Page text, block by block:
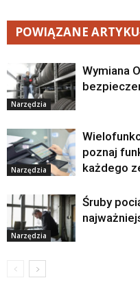
POWIĄZANE
Narzędzia
Wymiana
Narzędzia
poznaj
każdego
Narzędzia
Śruby